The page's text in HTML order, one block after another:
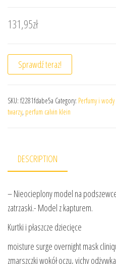
131,95zł
Sprawdź teraz!
SKU: f2281fdabe5a Category: Perfumy i
twarzy, perfum calvin klein
DESCRIPTION
– Nieocieplony model na
zatrzaski.- Model z kapturem.
Kurtki i płaszcze dziecięce
moisture surge overnight mask
zmarszczki wokół oczu, vichy